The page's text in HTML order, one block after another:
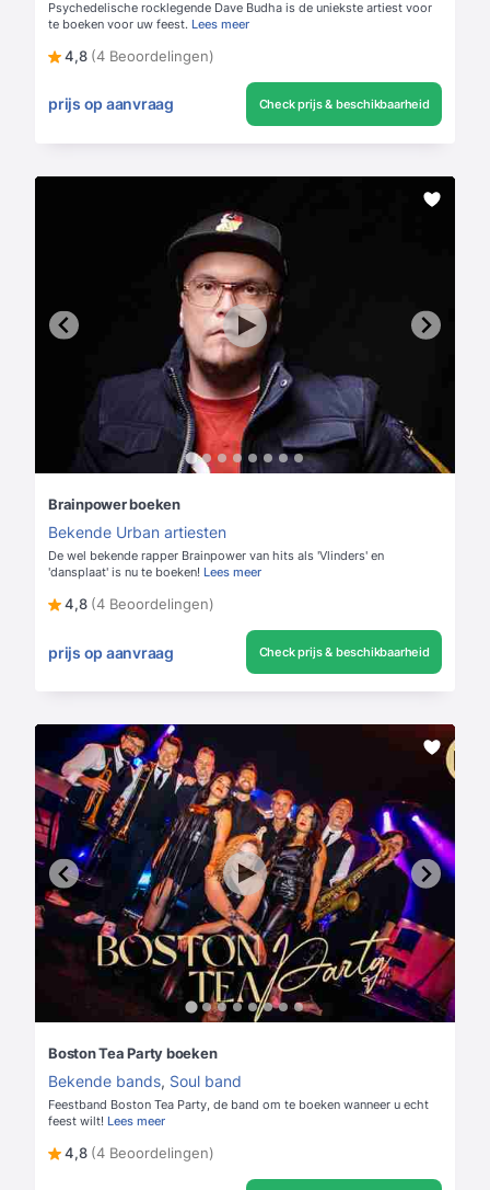
Psychedelische rocklegende Dave Budha is de uniekste artiest voor
te boeken voor uw feest. Lees meer
4,8 (4 Beoordelingen)
prijs op aanvraag Check prijs & beschikbaarheid
Brainpower boeken
Bekende Urban artiesten
De wel bekende rapper Brainpower van hits als 'Vlinders' en
'dansplaat' is nu te boeken! Lees meer
4,8 (4 Beoordelingen)
prijs op aanvraag Check prijs & beschikbaarheid
Boston Tea Party boeken
Bekende bands, Soul band
Feestband Boston Tea Party, de band om te boeken wanneer u echt
feest wilt! Lees meer
4,8 (4 Beoordelingen)